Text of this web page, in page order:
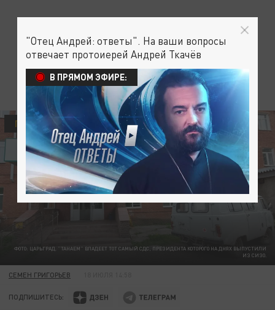
ФОТО: ЦАРЬГРАД. "ТАНАЕМ" ВЛАДЕЕТ ТОТ САМЫЙ СДС, ПРЕЗИДЕНТА КОТОРОГО НА ДНЯХ ВЫПУСТИЛИ
ИЗ СИЗО.
ПРОИСШЕСТВИЯ
СЕМЕН ГРИГОРЬЕВ
ПОДПИШИТЕСЬ:
"Отец Андрей: ответы". На ваши вопросы
отвечает протоиерей Андрей Ткачёв
В ПРЯМОМ ЭФИРЕ: